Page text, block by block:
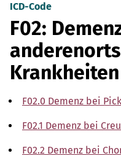
ICD-Code
F02:
Krankheiten
F02.0 Demenz bei
F02.1 Demenz bei
F02.2 Demenz bei